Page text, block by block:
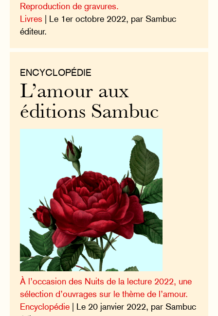
Reproduction de gravures.
Livres | Le 1er octobre 2022, par Sambuc
éditeur.
ENCYCLOPÉDIE
L’amour aux
éditions Sambuc
À l’occasion des Nuits de la lecture 2022, une
sélection d’ouvrages sur le thème de l’amour.
Encyclopédie | Le 20 janvier 2022, par Sambuc